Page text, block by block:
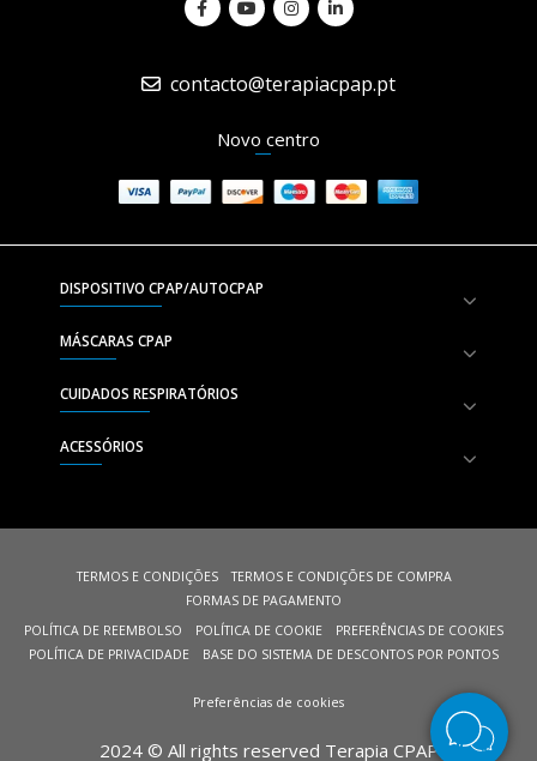
contacto@terapiacpap.pt
Novo centro
DISPOSITIVO CPAP/AUTOCPAP
MÁSCARAS CPAP
CUIDADOS RESPIRATÓRIOS
ACESSÓRIOS
TERMOS E CONDIÇÕES
TERMOS E CONDIÇÕES DE COMPRA
FORMAS DE PAGAMENTO
POLÍTICA DE REEMBOLSO
POLÍTICA DE COOKIE
PREFERÊNCIAS DE COOKIES
POLÍTICA DE PRIVACIDADE
BASE DO SISTEMA DE DESCONTOS POR PONTOS
Preferências de cookies
2024 © All rights reserved Terapia CPAP